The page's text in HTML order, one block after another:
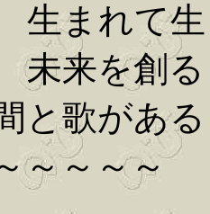
生まれて
来を創る
と歌がある
～～～～